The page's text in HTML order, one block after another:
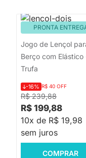
PRONTA
Jogo de Lençol
Berço com Elástico
Trufa
R$ 239,88
-16% R$ 40 OFF
R$ 199,88
10x de R$ 19,98
sem juros
COMPRAR